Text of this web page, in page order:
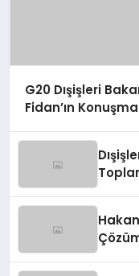
G20 Dışişleri
Fidan’ın